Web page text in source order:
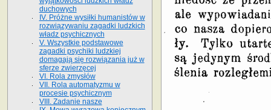
duchowych
IV. Próżne wysiłki humanistów w
rozwiązywaniu zagadki ludzkich
władz psychicznych
V. Wszystkie podstawowe
zagadki psychiki ludzkiej
domagają się rozwiązania już w
sferze zwierzęcej
VI. Rola zmysłów
VII. Rola automatyzmu w
procesie psychicznym
VIII. Zadanie nasze